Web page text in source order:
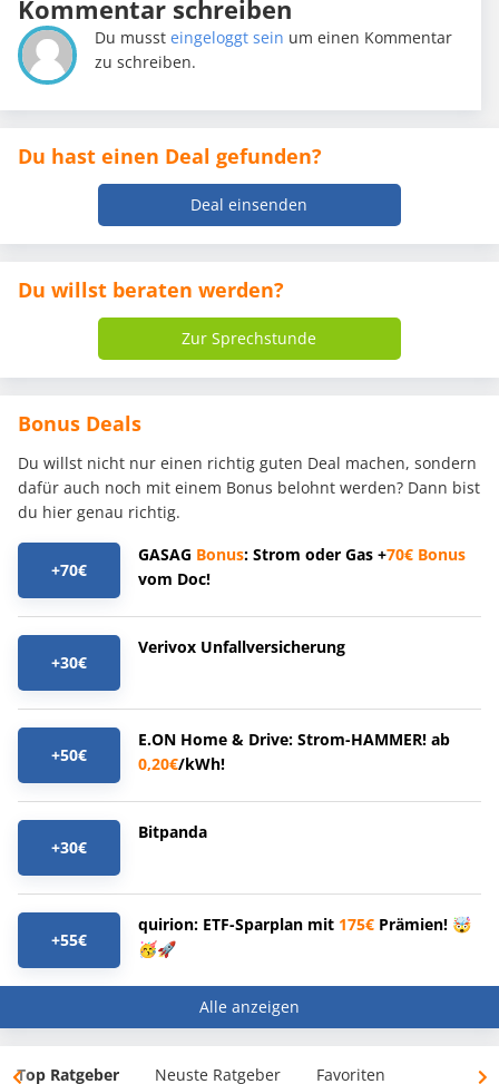
Kommentar schreiben
Du mussteingeloggt sein um einen Kommentar
zu schreiben.
Du hast einen Deal gefunden?
Deal einsenden
Du willst beraten werden?
Zur Sprechstunde
Bonus Deals
Du willst nicht nur einen richtig guten Deal machen, sondern
dafür auch noch mit einem Bonus belohnt werden? Dann bist
du hier genau richtig.
+70€
GASAG Bonus: Strom oder Gas +70€ Bonus
vom Doc!
+30€
Verivox Unfallversicherung
+50€
E.ON Home & Drive: Strom-HAMMER! ab
0,20€/kWh!
+30€
Bitpanda
+55€
quirion: ETF-Sparplan mit 175€ Prämien! 🤯
🥳🚀
Alle anzeigen
Top Ratgeber Neuste Ratgeber Favoriten